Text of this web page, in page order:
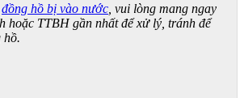
đồng hồ bị vào nước , vui lòng mang ngay
hoặc TTBH gần nhất để xử lý, tránh để
hồ.